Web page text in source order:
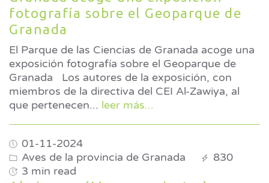
fotografía sobre el Geoparque de
Granada
El Parque de las Ciencias de Granada acoge una
exposición fotografía sobre el Geoparque de
Granada Los autores de la exposición, con
miembros de la directiva del CEI Al-Zawiya, al
que pertenecen... leer más...
01-11-2024
Aves de la provincia de Granada
830
3 min read